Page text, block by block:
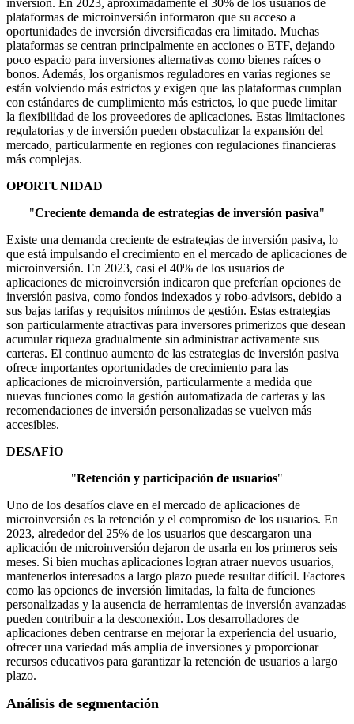
inversión. En 2023, aproximadamente el 30% de los usuarios de
plataformas de microinversión informaron que su acceso a
oportunidades de inversión diversificadas era limitado. Muchas
plataformas se centran principalmente en acciones o ETF, dejando
poco espacio para inversiones alternativas como bienes raíces o
bonos. Además, los organismos reguladores en varias regiones se
están volviendo más estrictos y exigen que las plataformas cumplan
con estándares de cumplimiento más estrictos, lo que puede limitar
la flexibilidad de los proveedores de aplicaciones. Estas limitaciones
regulatorias y de inversión pueden obstaculizar la expansión del
mercado, particularmente en regiones con regulaciones financieras
más complejas.
OPORTUNIDAD
"Creciente demanda de estrategias de inversión pasiva"
Existe una demanda creciente de estrategias de inversión pasiva, lo
que está impulsando el crecimiento en el mercado de aplicaciones de
microinversión. En 2023, casi el 40% de los usuarios de
aplicaciones de microinversión indicaron que preferían opciones de
inversión pasiva, como fondos indexados y robo-advisors, debido a
sus bajas tarifas y requisitos mínimos de gestión. Estas estrategias
son particularmente atractivas para inversores primerizos que desean
acumular riqueza gradualmente sin administrar activamente sus
carteras. El continuo aumento de las estrategias de inversión pasiva
ofrece importantes oportunidades de crecimiento para las
aplicaciones de microinversión, particularmente a medida que
nuevas funciones como la gestión automatizada de carteras y las
recomendaciones de inversión personalizadas se vuelven más
accesibles.
DESAFÍO
"Retención y participación de usuarios"
Uno de los desafíos clave en el mercado de aplicaciones de
microinversión es la retención y el compromiso de los usuarios. En
2023, alrededor del 25% de los usuarios que descargaron una
aplicación de microinversión dejaron de usarla en los primeros seis
meses. Si bien muchas aplicaciones logran atraer nuevos usuarios,
mantenerlos interesados ​​a largo plazo puede resultar difícil. Factores
como las opciones de inversión limitadas, la falta de funciones
personalizadas y la ausencia de herramientas de inversión avanzadas
pueden contribuir a la desconexión. Los desarrolladores de
aplicaciones deben centrarse en mejorar la experiencia del usuario,
ofrecer una variedad más amplia de inversiones y proporcionar
recursos educativos para garantizar la retención de usuarios a largo
plazo.
Análisis de segmentación